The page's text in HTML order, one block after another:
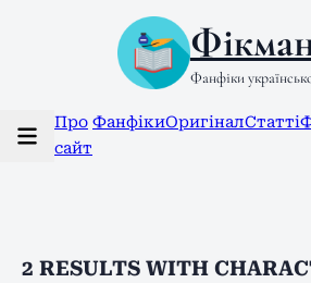
Фанфіки
Про
сайт
ФанфікиОригіналСтатті
2 RESULTS WITH